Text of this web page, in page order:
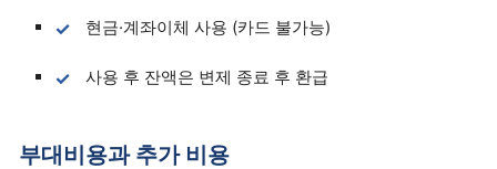
현금·계좌이체 사용 (카드 불가능)
사용 후 잔액은 변제 종료 후 환급
부대비용과 추가 비용